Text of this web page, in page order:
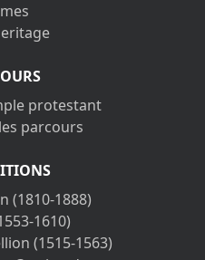
protestant
parcours
(1810-1888)
1610)
(1515-1563)